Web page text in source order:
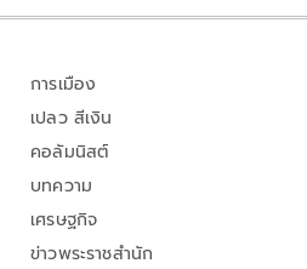
การเมือง
เปลว สีเงิน
คอลัมนิสต์
บทความ
เศรษฐกิจ
ข่าวพระราชสำนัก